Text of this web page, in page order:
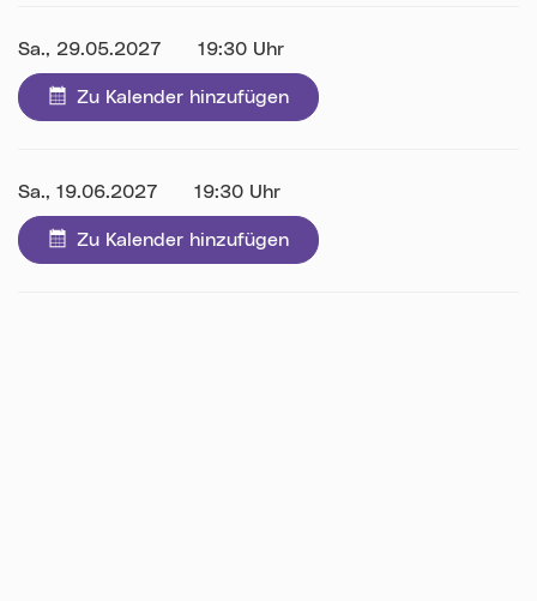
Datum:
Sa., 29.05.2027 Uhrzeit:
19:30 Uhr
Zu Kalender hinzufügen
Datum:
Sa., 19.06.2027 Uhrzeit:
19:30 Uhr
Zu Kalender hinzufügen